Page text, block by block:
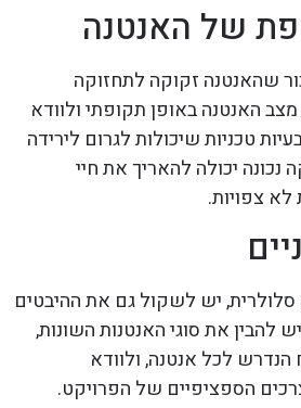
של האנטנה
שהאנטנה זקוקה לתחזוקה
האנטנה באופן תקופתי ולוודא
טכניות שיכולות לגרום לירידה
נכונה יכולה להאריך את חיי
צפויות.
יש לשקול גם את ההיבטים
להבין את סוגי האנטנות השונות,
לכל אנטנה, ולוודא
הספציפיים של הפרויקט.